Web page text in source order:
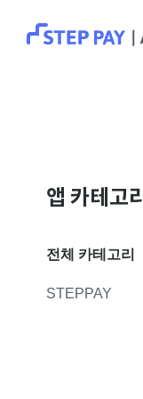
앱 카테고리
전체 카테고리
STEPPAY